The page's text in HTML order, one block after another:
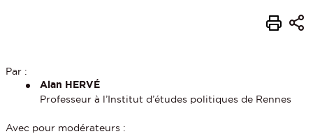
Par :
Alan HERVÉ
Professeur à l’Institut d’études politiques de Rennes
Avec pour modérateurs :